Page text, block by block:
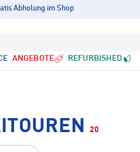
Abholung im Shop
ANGEBOTE REFURBISHED
20